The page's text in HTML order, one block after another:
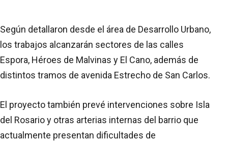
Según detallaron desde el área de Desarrollo Urbano,
los trabajos alcanzarán sectores de las calles
Espora, Héroes de Malvinas y El Cano, además de
distintos tramos de avenida Estrecho de San Carlos.
El proyecto también prevé intervenciones sobre Isla
del Rosario y otras arterias internas del barrio que
actualmente presentan dificultades de